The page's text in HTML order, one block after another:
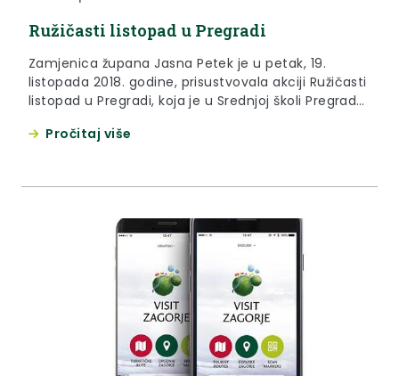
Ružičasti listopad u Pregradi
Zamjenica župana Jasna Petek je u petak, 19.
listopada 2018. godine, prisustvovala akciji Ružičasti
listopad u Pregradi, koja je u Srednjoj školi Pregrada
mjeseca borbe protiv raka dojke.
Pročitaj više